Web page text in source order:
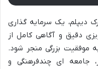
دیپلم، یک سرمایه گذاری
دقیق و آگاهی کامل از
موفقیت بزرگی منجر شود.
جامعه ای چندفرهنگی و